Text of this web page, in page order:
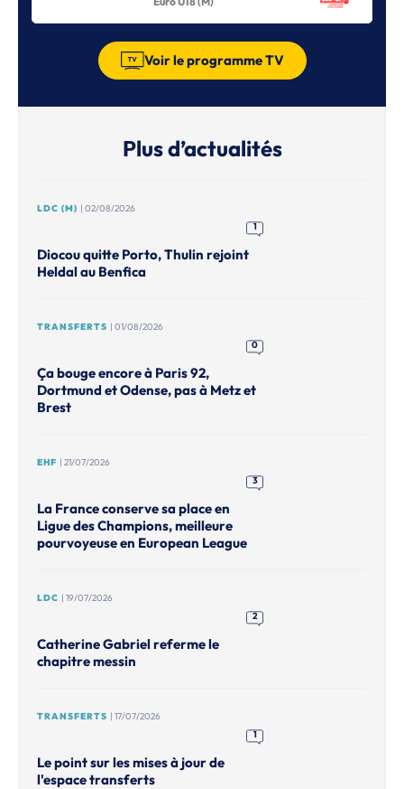
Voir le programme TV
Plus d’actualités
LDC (M) | 02/08/2026
1
Diocou quitte Porto, Thulin rejoint
Heldal au Benfica
TRANSFERTS | 01/08/2026
0
Ça bouge encore à Paris 92,
Dortmund et Odense, pas à Metz et
Brest
EHF | 21/07/2026
3
La France conserve sa place en
Ligue des Champions, meilleure
pourvoyeuse en European League
LDC | 19/07/2026
2
Catherine Gabriel referme le
chapitre messin
TRANSFERTS | 17/07/2026
1
Le point sur les mises à jour de
l'espace transferts